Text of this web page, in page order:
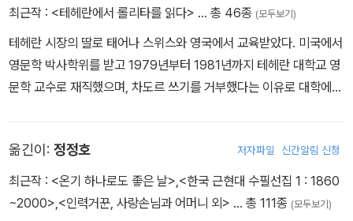
최근작 : <테헤란에서 롤리타를 읽다> … 총 46종 (모두보기)
테헤란 시장의 딸로 태어나 스위스와 영국에서 교육받았다. 미국에서
영문학 박사학위를 받고 1979년부터 1981년까지 테헤란 대학교 영
문학 교수로 재직했으며, 차도르 쓰기를 거부했다는 이유로 대학에서
으로 이주, 현재 존스홉킨스 대학 영문학 교수로 재직하고 있다. 뉴욕
타임즈, 워싱턴 포스트 등에 기고하고 있으며 지은 책으로 <안티-테
라 : 블라디미르 나보코프 소설의 비평적 연구> 등이 있다.
옮긴이: 정정호 저자파일 신간알림 신청
최근작 : <온기 하나로도 좋은 날> <한국 근현대 수필선집 1 : 1860
~2000> <인력거꾼, 사랑손님과 어머니 외> … 총 111종 (모두보기)